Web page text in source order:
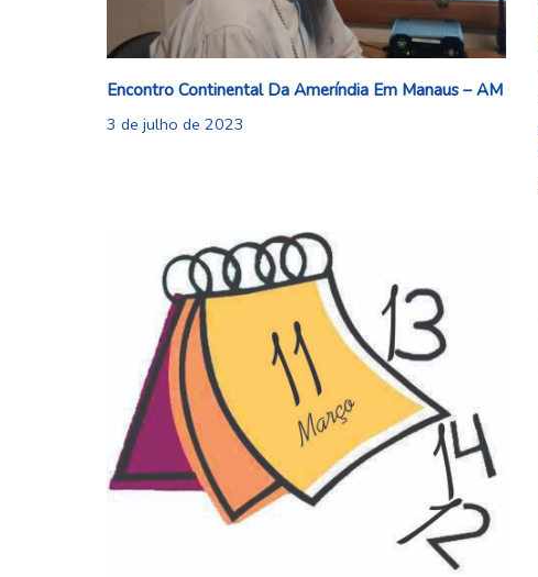
Encontro Continental Da Ameríndia Em Manaus – AM
3 de julho de 2023